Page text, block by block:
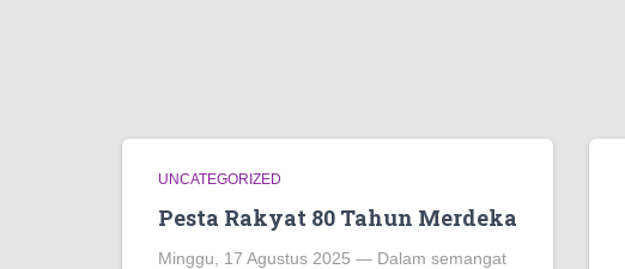
UNCATEGORIZED
Pesta Rakyat 80 Tahun Merdeka
Minggu, 17 Agustus 2025 — Dalam semangat